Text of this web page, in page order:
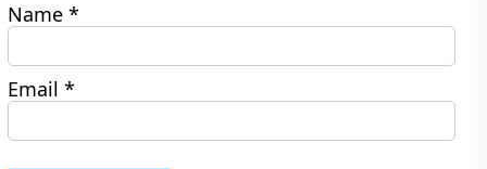
Name*
Email*